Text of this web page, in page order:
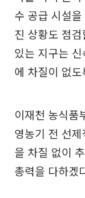
수 공급 시설
진 상황도 점
있는 지구는
에 차질이 없
이재천 농식품
영농기 전 선
을 차질 없이
총력을 다하겠